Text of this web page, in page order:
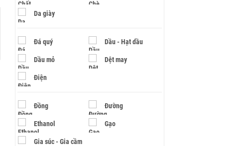
Da giày
Đá quý Dầu - Hạt dầu
Dầu mỏ Dệt may
Điện
Đồng Đường
Ethanol Gạo
Gia súc - Gia cầm